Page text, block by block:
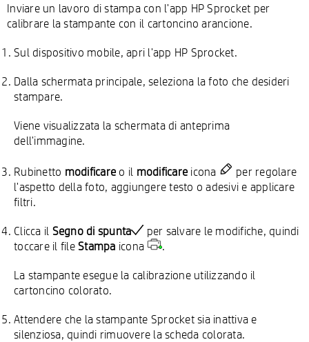
Inviare un lavoro di stampa con l'app HP Sprocket per
calibrare la stampante con il cartoncino arancione.
Sul dispositivo mobile, apri l'app HP Sprocket.
Dalla schermata principale, seleziona la foto che desideri
stampare.
Viene visualizzata la schermata di anteprima
dell'immagine.
Rubinetto modificare o il modificare icona
per regolare
l'aspetto della foto, aggiungere testo o adesivi e applicare
filtri.
Clicca il Segno di spunta
per salvare le modifiche, quindi
toccare il fileStampa icona
.
La stampante esegue la calibrazione utilizzando il
cartoncino colorato.
Attendere che la stampante Sprocket sia inattiva e
silenziosa, quindi rimuovere la scheda colorata.